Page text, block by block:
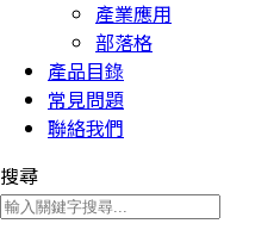
產業應用
部落格
產品目錄
常見問題
聯絡我們
搜尋